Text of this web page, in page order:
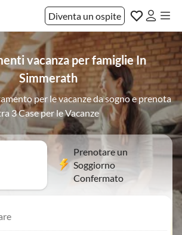
Diventa un ospite
vacanza per famiglie In
Simmerath
per le vacanze da sogno e prenota
3 Case per le Vacanze
Prenotare un
Soggiorno
Confermato